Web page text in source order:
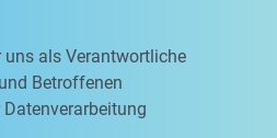
als Verantwortliche
Betroffenen